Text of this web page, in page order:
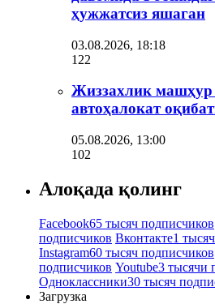
ҳужжатсиз яшаган
03.08.2026, 18:18
122
Жиззахлик машҳур
автоҳалокат
05.08.2026, 13:00
102
Алоқада қолинг
Facebook65 тысяч подписчиков
подписчиков Вконтакте1
Instagram60 тысяч подписчиков
подписчиков Youtube3 тысячи
Одноклассники30 тысяч
Загрузка